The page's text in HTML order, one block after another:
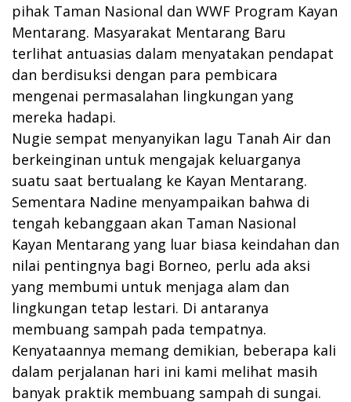
pihak Taman Nasional dan WWF Program Kayan
Mentarang. Masyarakat Mentarang Baru
terlihat antuasias dalam menyatakan pendapat
dan berdisuksi dengan para pembicara
mengenai permasalahan lingkungan yang
mereka hadapi.
Nugie sempat menyanyikan lagu Tanah Air dan
berkeinginan untuk mengajak keluarganya
suatu saat bertualang ke Kayan Mentarang.
Sementara Nadine menyampaikan bahwa di
tengah kebanggaan akan Taman Nasional
Kayan Mentarang yang luar biasa keindahan dan
nilai pentingnya bagi Borneo, perlu ada aksi
yang membumi untuk menjaga alam dan
lingkungan tetap lestari. Di antaranya
membuang sampah pada tempatnya.
Kenyataannya memang demikian, beberapa kali
dalam perjalanan hari ini kami melihat masih
banyak praktik membuang sampah di sungai.